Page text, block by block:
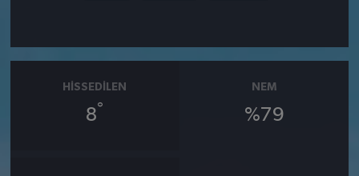
HISSEDILEN
8°
NEM
%79